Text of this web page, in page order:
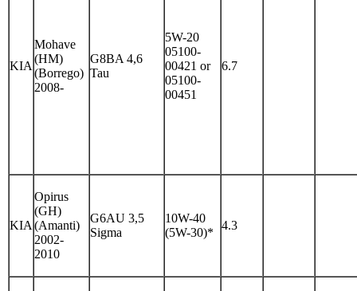
KIA
Mohave
(HM)
(Borrego)
2008-
G8BA 4,6
Tau
5W-20
05100-
00421 or
05100-
00451
6.7
KIA
Opirus
(GH)
(Amanti)
2002-
2010
G6AU 3,5
Sigma
10W-40
(5W-30)*
4.3